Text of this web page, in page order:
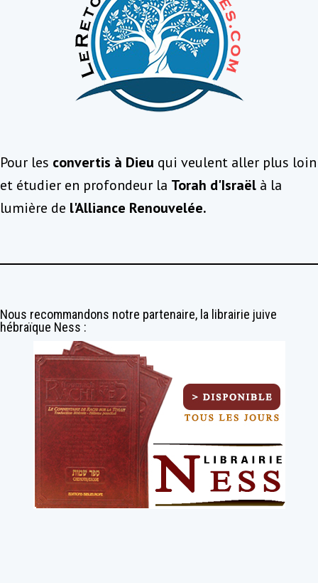
Pour les convertis à Dieu qui veulent aller plus loin
et étudier en profondeur la Torah d'Israël à la
lumière de l'Alliance Renouvelée.
Nous recommandons notre partenaire, la librairie juive
hébraïque Ness :